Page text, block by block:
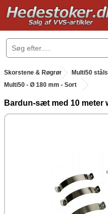
.
Skorstene & Røgrør .
Multi50
Multi50 - Ø 180 mm - Sort
Bardun-sæt med 10 meter